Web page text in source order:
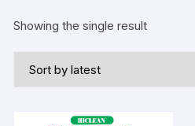
Showing the single result